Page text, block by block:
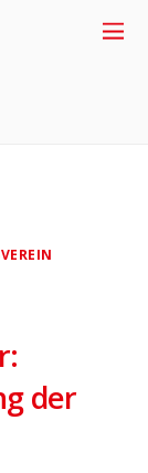
der